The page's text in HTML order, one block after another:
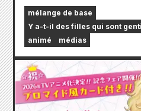
mélange de base
Y a-t-il des filles qui sont
animé
médias